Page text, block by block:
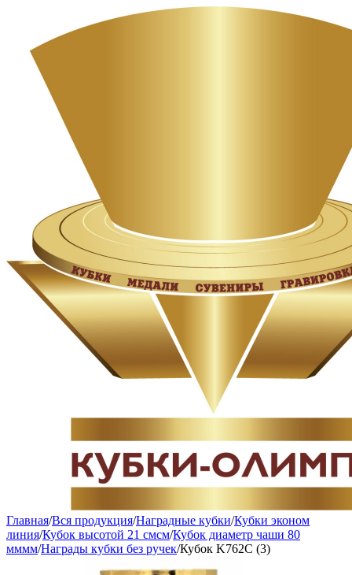
Главная/Вся продукция/Наградные кубки/Кубки эконом
линия/Кубок высотой 21 смсм/Кубок диаметр чаши 80
мммм/Награды кубки без ручек/Кубок K762C (3)